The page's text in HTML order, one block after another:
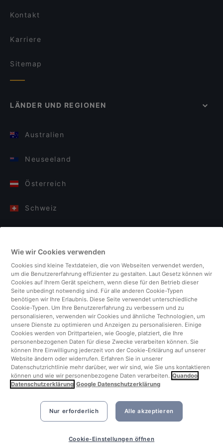
Jetzt buchen
Kontakt
Karriere
Sitemap
LÄNDER UND REGIONEN
Australien
Neuseeland
Österreich
Schweiz
Italien
Finnland
Vereinigtes Königreich
Türkei
Niederlande
Singapur
Wie wir Cookies verwenden
Cookies sind kleine Textdateien, die von Webseiten verwendet werden,
um die Benutzererfahrung effizienter zu gestalten. Laut Gesetz können wir
Cookies auf Ihrem Gerät speichern, wenn diese für den Betrieb dieser
Seite unbedingt notwendig sind. Für alle anderen Cookie-Typen
benötigen wir Ihre Erlaubnis. Diese Seite verwendet unterschiedliche
Cookie-Typen. Um Ihre Benutzererfahrung zu verbessern und zu
personalisieren, verwenden wir Cookies und ähnliche Technologien, um
unsere Dienste zu optimieren und Anzeigen zu personalisieren. Einige
Cookies werden von Drittparteien, wie Google, platziert, die Ihre
personenbezogenen Daten für diese Zwecke verarbeiten können. Sie
können Ihre Einwilligung jederzeit von der Cookie-Erklärung auf unserer
Website ändern oder widerrufen. Erfahren Sie in unserer
Datenschutzrichtlinie mehr darüber, wer wir sind, wie Sie uns kontaktieren
können und wie wir personenbezogene Daten verarbeiten. Quandoo
Datenschutzerklärung Google Datenschutzerklärung
Nur erforderlich Alle akzeptieren
Cookie-Einstellungen öffnen